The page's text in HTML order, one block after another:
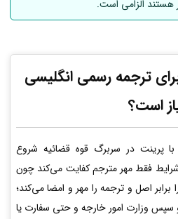
الزامی است.
ترجمه رسمی انگلیسی
است؟
پرینت در سربرگ قوه قضائیه شروع
فقط مهر مترجم کفایت می‌کند چون
اصل و ترجمه را مهر و امضا می‌کند؛
سپس وزارت امور خارجه و حتی سفارت یا